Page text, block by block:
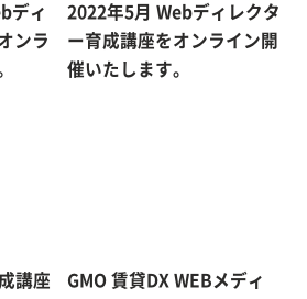
ディ
ンラ
2022年5月 Webディレクタ
ー育成講座をオンライン開
催いたします。
講座
GMO 賃貸DX WEBメディ